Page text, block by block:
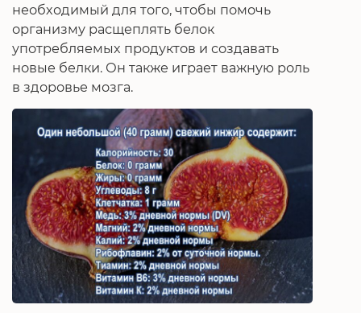
необходимый для того, чтобы помочь
организму расщеплять белок
употребляемых продуктов и создавать
новые белки. Он также играет важную роль
в здоровье мозга.